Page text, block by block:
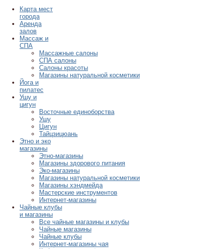
Карта мест
города
Аренда
залов
Массаж и
СПА
Массажные салоны
СПА салоны
Салоны красоты
Магазины натуральной косметики
Йога и
пилатес
Ушу и
цигун
Восточные единоборства
Ушу
Цигун
Тайцзицюань
Этно и эко
магазины
Этно-магазины
Магазины здорового питания
Эко-магазины
Магазины натуральной косметики
Магазины хэндмейда
Мастерские инструментов
Интернет-магазины
Чайные клубы
и магазины
Все чайные магазины и клубы
Чайные магазины
Чайные клубы
Интернет-магазины чая